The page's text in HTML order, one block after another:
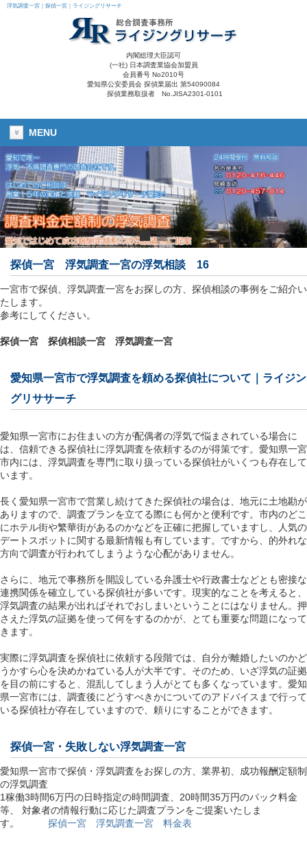
浮気調査一宮｜探偵一宮｜ライジングリサーチ
内閣総理大臣認可
(一社) 日本調査業協会加盟員
会員番号 No2010号
愛知県公安委員会 探偵業届出 第54090084
探偵業務取扱者 No.JISA2301-0101
MENU
探偵一宮 浮気調査一宮の浮気相談 16
一宮市で探偵、浮気調査一宮をお探しの方、探偵相談の事例をご紹介い
たします。
参考にしてください。
探偵一宮 探偵相談一宮 浮気調査一宮
愛知県一宮市で浮気調査を頼める探偵社について｜ライジン
グリササーチ
愛知県一宮市にお住まいの方が配偶者の浮気で悩まされている場合に
は、信頼できる探偵社に浮気調査を依頼するのが得策です。愛知県一宮
市内には、浮気調査を専門に取り扱っている探偵社がいくつも存在して
います。
長く愛知県一宮市で営業し続けてきた探偵社の場合は、地元に土地勘が
ありますので、調査プランを立てる際にも何かと便利です。市内のどこ
にホテル街や繁華街があるのかなどを正確に把握していますし、人気の
デートスポットに関する最新情報も有しています。ですから、的外れな
方向で調査が行われてしまうような心配がありません。
さらに、地元で事務所を開設している弁護士や行政書士などとも密接な
連携関係を確立している探偵社が多いです。現実的なことを考えると、
浮気調査の結果が出ればそれでおしまいということにはなりません。押
さえた浮気の証拠を使って何をするのかが、とても重要な問題になって
きます。
実際に浮気調査を探偵社に依頼する段階では、自分が離婚したいのかど
うかすら心を決めかねている人が大半です。そのため、いざ浮気の証拠
を目の前にすると、混乱してしまう人がとても多くなっています。愛知
県一宮市には、調査後にどうすべきかについてのアドバイスまで行って
いる探偵社が存在していますので、頼りにすることができます。
探偵一宮 ・失敗しない浮気調査一宮
愛知県一宮市で探偵・浮気調査をお探しの方、業界初、成功報酬定額制
の浮気調査
1稼働3時間6万円の日時指定の時間調査、20時間35万円のパック料金
等、 対象者の情報行動に応じた調査プランをご提案いたしま
す。 探偵一宮 浮気調査一宮 料金表